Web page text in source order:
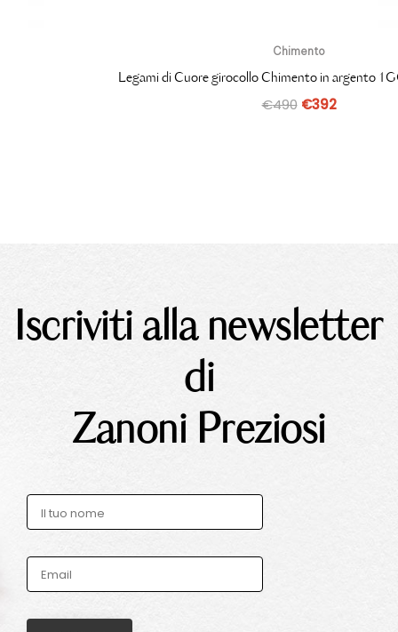
Chimento
Legami di Cuore girocollo Chimento in argento
€490 €392
Iscriviti alla newsletter
di
Zanoni Preziosi